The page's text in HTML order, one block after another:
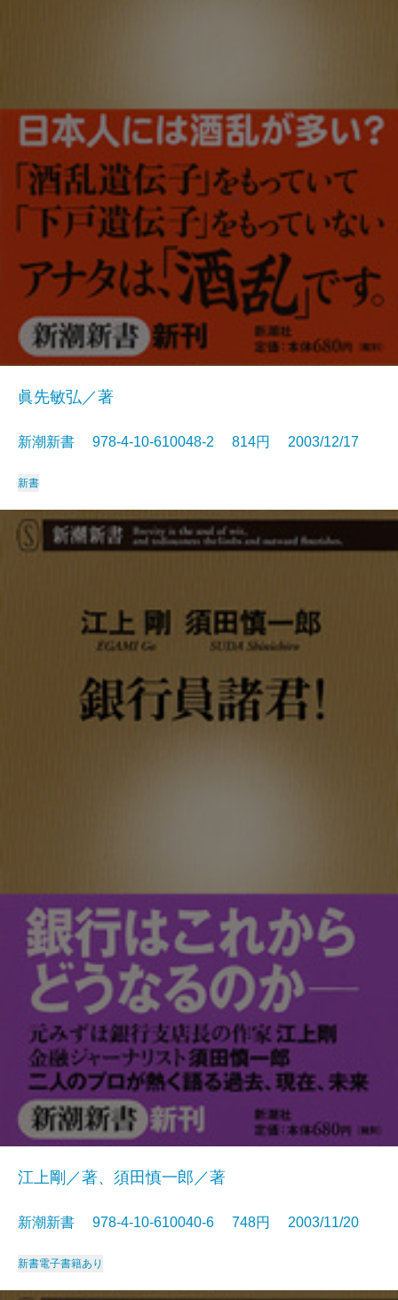
眞先敏弘／著
新潮新書 978-4-10-610048-2 814円 2003/12/17
新書
江上剛／著、須田慎一郎／著
新潮新書 978-4-10-610040-6 748円 2003/11/20
新書電子書籍あり